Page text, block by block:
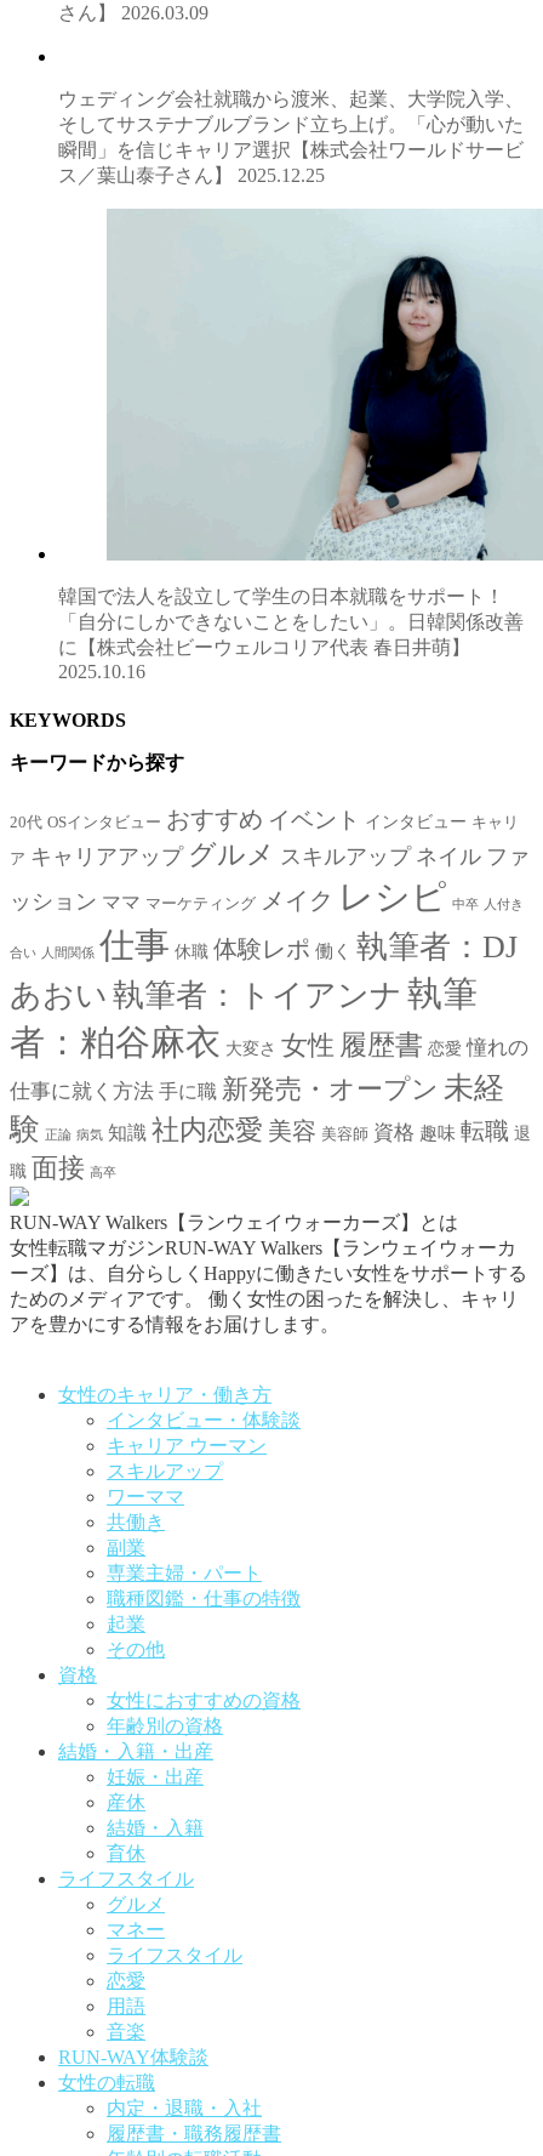
さん】 2026.03.09
ウェディング会社就職から渡米、起業、大学院入学、
そしてサステナブルブランド立ち上げ。「心が動いた
瞬間」を信じキャリア選択【株式会社ワールドサービ
ス／葉山泰子さん】 2025.12.25
韓国で法人を設立して学生の日本就職をサポート！
「自分にしかできないことをしたい」。日韓関係改善
に【株式会社ビーウェルコリア代表 春日井萌】
2025.10.16
KEYWORDS
キーワードから探す
20代 OSインタビュー おすすめ イベント インタビュー キャリ
ア キャリアアップ グルメ スキルアップ ネイル ファ
ッション ママ マーケティング メイク レシピ 中卒 人付き
合い 人間関係 仕事 休職 体験レポ 働く 執筆者：DJ
あおい 執筆者：トイアンナ 執筆
者：粕谷麻衣 大変さ 女性 履歴書 恋愛 憧れの
仕事に就く方法 手に職 新発売・オープン 未経
験 正論 病気 知識 社内恋愛 美容 美容師 資格 趣味 転職 退
職 面接 高卒
RUN-WAY Walkers【ランウェイウォーカーズ】とは
女性転職マガジンRUN-WAY Walkers【ランウェイウォーカ
ーズ】は、自分らしくHappyに働きたい女性をサポートする
ためのメディアです。
働く女性の困ったを解決し、キャリ
アを豊かにする情報をお届けします。
女性のキャリア・働き方
インタビュー・体験談
キャリア ウーマン
スキルアップ
ワーママ
共働き
副業
専業主婦・パート
職種図鑑・仕事の特徴
起業
その他
資格
女性におすすめの資格
年齢別の資格
結婚・入籍・出産
妊娠・出産
産休
結婚・入籍
育休
ライフスタイル
グルメ
マネー
ライフスタイル
恋愛
用語
音楽
RUN-WAY体験談
女性の転職
内定・退職・入社
履歴書・職務履歴書